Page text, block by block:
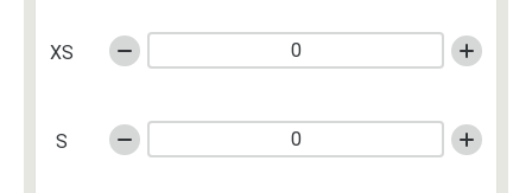
XS
S